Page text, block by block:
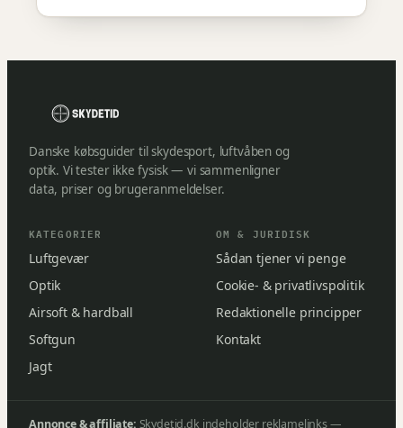
Danske købsguider til skydesport, luftvåben og
optik. Vi tester ikke fysisk — vi sammenligner
data, priser og brugeranmeldelser.
KATEGORIER
Luftgevær
Optik
Airsoft & hardball
Softgun
Jagt
OM & JURIDISK
Sådan tjener vi penge
Cookie- & privatlivspolitik
Redaktionelle principper
Kontakt
Annonce & affiliate: Skydetid.dk indeholder reklamelinks —